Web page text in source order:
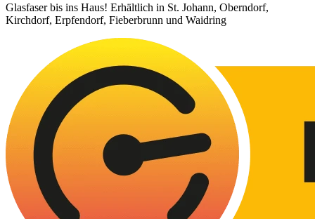
Glasfaser bis ins Haus! Erhältlich in St. Johann, Oberndorf,
Kirchdorf, Erpfendorf, Fieberbrunn und Waidring